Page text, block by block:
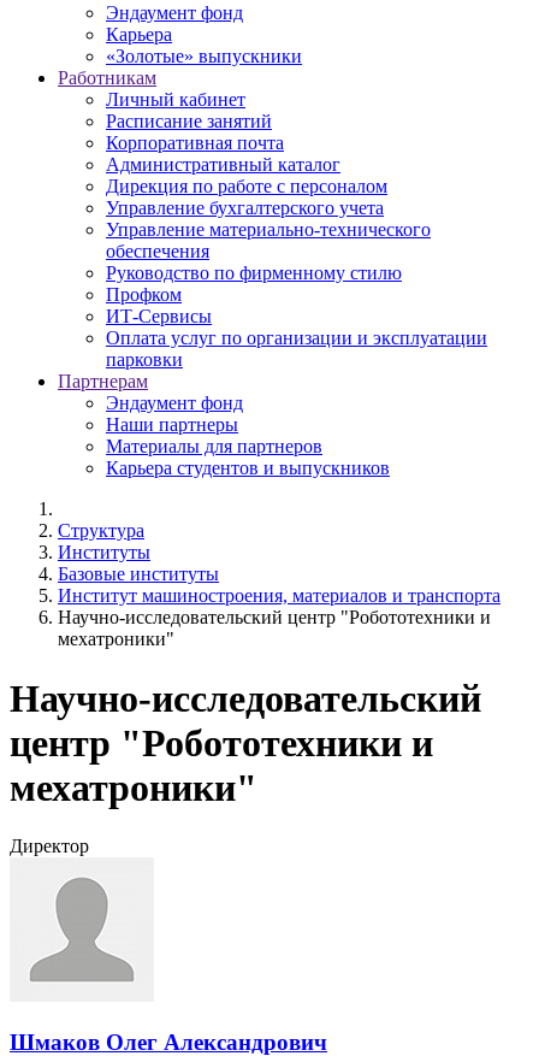
Эндаумент фонд
Карьера
«Золотые» выпускники
Работникам
Личный кабинет
Расписание занятий
Корпоративная почта
Административный каталог
Дирекция по работе с персоналом
Управление бухгалтерского учета
Управление материально-технического
обеспечения
Руководство по фирменному стилю
Профком
ИТ-Сервисы
Оплата услуг по организации и эксплуатации
парковки
Партнерам
Эндаумент фонд
Наши партнеры
Материалы для партнеров
Карьера студентов и выпускников
Структура
Институты
Базовые институты
Институт машиностроения, материалов и транспорта
Научно-исследовательский центр "Робототехники и
мехатроники"
Научно-исследовательский
центр "Робототехники и
мехатроники"
Директор
Шмаков Олег Александрович